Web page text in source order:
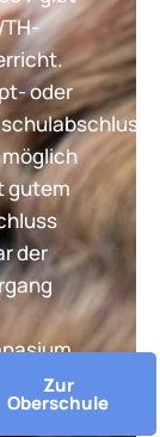
oder
gutem
der
Zur
Oberschule